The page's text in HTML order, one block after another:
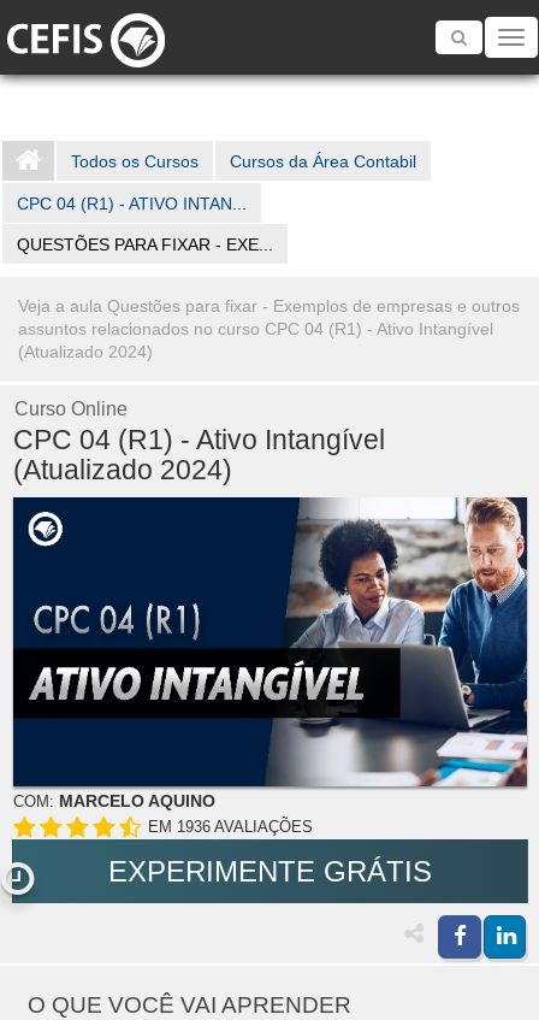
Toggle
Todos os Cursos Cursos da Área Contabil
CPC 04 (R1) - ATIVO INTAN...
QUESTÕES PARA FIXAR - EXE...
Veja a aula Questões para fixar - Exemplos de empresas e outros
assuntos relacionados no curso CPC 04 (R1) - Ativo Intangível
(Atualizado 2024)
Curso Online
CPC 04 (R1) - Ativo Intangível
(Atualizado 2024)
COM: MARCELO AQUINO
EM 1936 AVALIAÇÕES
EXPERIMENTE GRÁTIS
O QUE VOCÊ VAI APRENDER